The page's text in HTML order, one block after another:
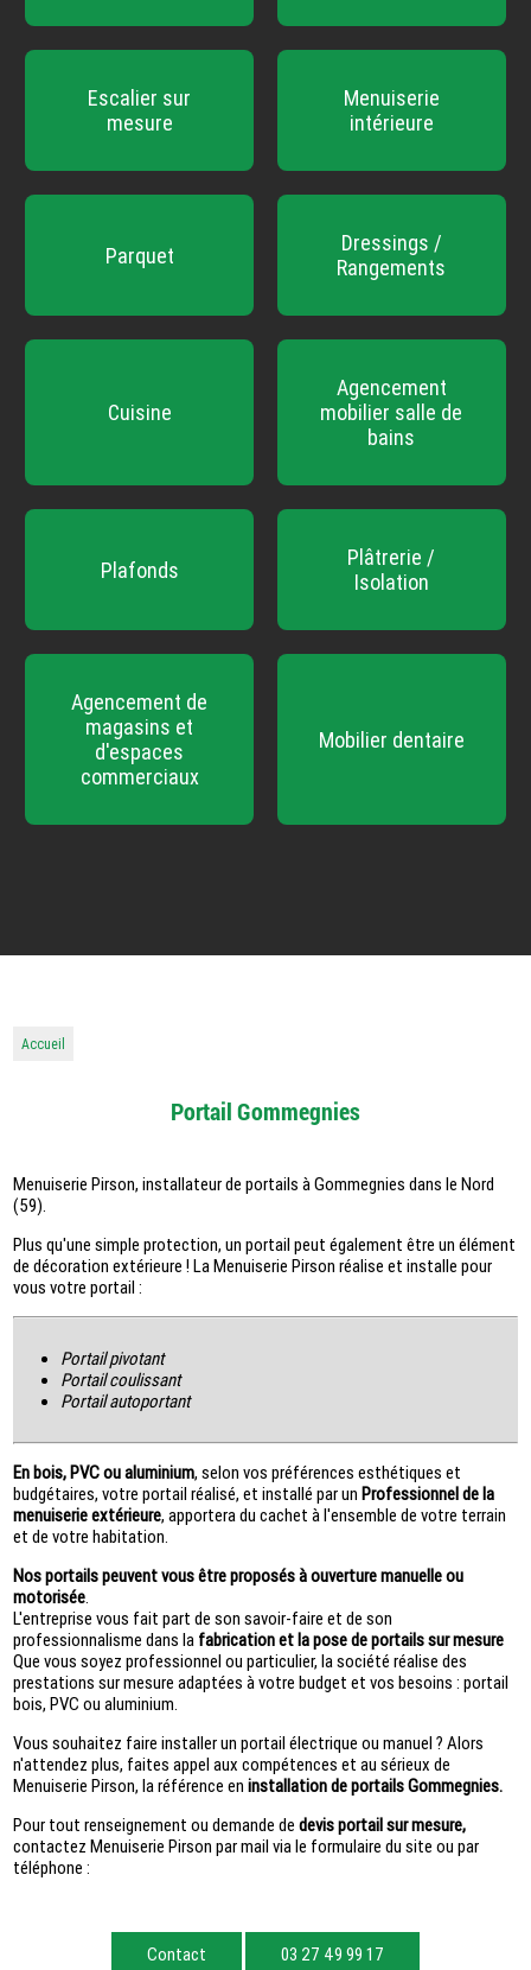
Escalier sur
mesure
Menuiserie
intérieure
Parquet
Dressings /
Rangements
Cuisine
Agencement
mobilier salle de
bains
Plafonds
Plâtrerie /
Isolation
Agencement de
magasins et
d'espaces
commerciaux
Mobilier dentaire
Accueil
Portail Gommegnies
Menuiserie Pirson, installateur de portails à Gommegnies dans le Nord
(59).
Plus qu'une simple protection, un portail peut également être un élément
de décoration extérieure ! La Menuiserie Pirson réalise et installe pour
vous votre portail :
Portail pivotant
Portail coulissant
Portail autoportant
En bois, PVC ou aluminium, selon vos préférences esthétiques et
budgétaires, votre portail réalisé, et installé par un Professionnel de la
menuiserie extérieure, apportera du cachet à l'ensemble de votre terrain
et de votre habitation.
Nos portails peuvent vous être proposés à ouverture manuelle ou
motorisée.
L'entreprise vous fait part de son savoir-faire et de son
professionnalisme dans la fabrication et la pose de portails sur mesure
Que vous soyez professionnel ou particulier, la société réalise des
prestations sur mesure adaptées à votre budget et vos besoins : portail
bois, PVC ou aluminium.
Vous souhaitez faire installer un portail électrique ou manuel ? Alors
n'attendez plus, faites appel aux compétences et au sérieux de
Menuiserie Pirson, la référence eninstallation de portails Gommegnies.
Pour tout renseignement ou demande de devis portail sur mesure,
contactez Menuiserie Pirson par mail via le formulaire du site ou par
téléphone :
Contact 03 27 49 99 17